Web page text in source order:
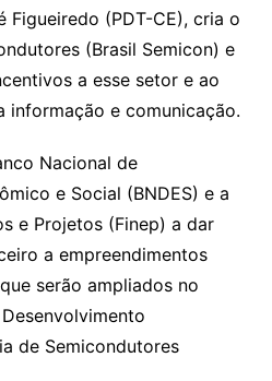
Figueiredo (PDT-CE), cria o
(Brasil Semicon) e
a esse setor e ao
informação e comunicação.
Nacional de
e Social (BNDES) e a
e Projetos (Finep) a dar
a empreendimentos
serão ampliados no
de Semicondutores